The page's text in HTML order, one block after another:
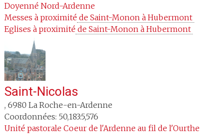
Doyenné Nord-Ardenne
Messes à proximité de Saint-Monon à Hubermont
Eglises à proximité de Saint-Monon à Hubermont
Saint-Nicolas
, 6980 La Roche-en-Ardenne
Coordonnées: 50,183:5,576
Unité pastorale Coeur de l'Ardenne au fil de l'Ourthe